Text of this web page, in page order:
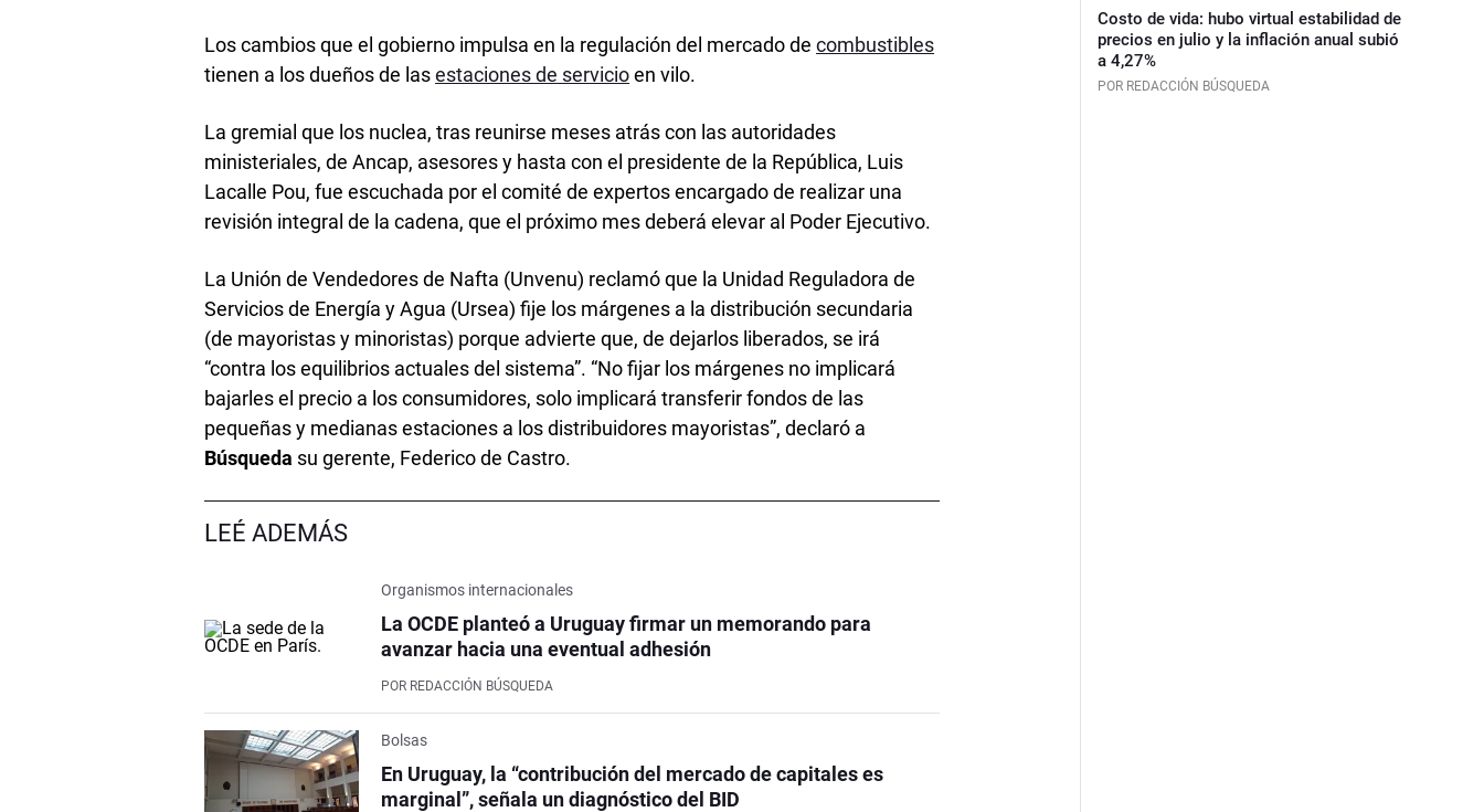
Los cambios que el gobierno impulsa en la regulación del mercado decombustibles
tienen a los dueños de lasestaciones de servicioen vilo.
La gremial que los nuclea, tras reunirse meses atrás con las autoridades
ministeriales, de Ancap, asesores y hasta con el presidente de la República, Luis
Lacalle Pou, fue escuchada por el comité de expertos encargado de realizar una
revisión integral de la cadena, que el próximo mes deberá elevar al Poder Ejecutivo.
La Unión de Vendedores de Nafta (Unvenu) reclamó que la Unidad Reguladora de
Servicios de Energía y Agua (Ursea) fije los márgenes a la distribución secundaria
(de mayoristas y minoristas) porque advierte que, de dejarlos liberados, se irá
“contra los equilibrios actuales del sistema”. “No fijar los márgenes no implicará
bajarles el precio a los consumidores, solo implicará transferir fondos de las
pequeñas y medianas estaciones a los distribuidores mayoristas”, declaró a
Búsqueda su gerente, Federico de Castro.
LEÉ ADEMÁS
Organismos internacionales
La OCDE planteó a Uruguay firmar un memorando para
avanzar hacia una eventual adhesión
POR REDACCIÓN BÚSQUEDA
Bolsas
En Uruguay, la “contribución del mercado de capitales es
marginal”, señala un diagnóstico del BID
Costo de vida: hubo virtual estabilidad de
precios en julio y la inflación anual subió
a 4,27%
POR REDACCIÓN BÚSQUEDA